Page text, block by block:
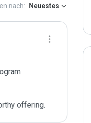
nach: Neuestes
offering.